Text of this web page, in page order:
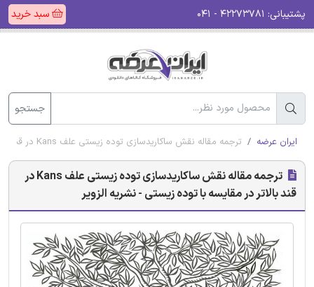
پشتیبانی: سبد خرید
جستجو
ایران عرضه ترجمه مقاله نقش ساکاریدسازی توده زیستی علف Kans در قند بالاتر در مقایسه با توده زیستی - نشریه الزویر
ترجمه مقاله نقش ساکاریدسازی توده زیستی علف Kans در
قند بالاتر در مقایسه با توده زیستی - نشریه الزویر